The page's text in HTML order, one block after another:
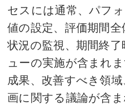
セスには通常、パフ
値の設定、評価期間
状況の監視、期間終
ューの実施が含まれま
成果、改善すべき領
画に関する議論が含